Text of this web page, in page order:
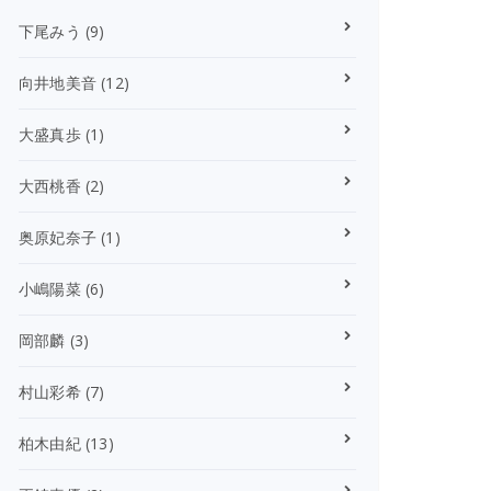
下尾みう (9)
向井地美音 (12)
大盛真歩(1)
大西桃香 (2)
奥原妃奈子 (1)
小嶋陽菜(6)
岡部麟 (3)
村山彩希(7)
柏木由紀(13)